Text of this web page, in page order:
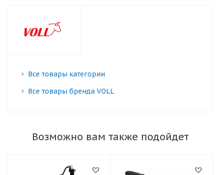
Все товары категории
Все товары бренда VOLL
Возможно вам также подойдет